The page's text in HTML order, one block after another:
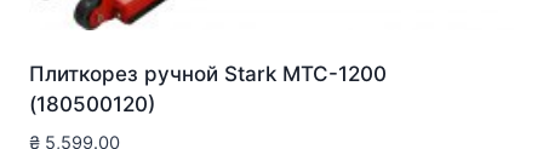
Плиткорез ручной Stark MTC-1200
(180500120)
₴ 5,599.00